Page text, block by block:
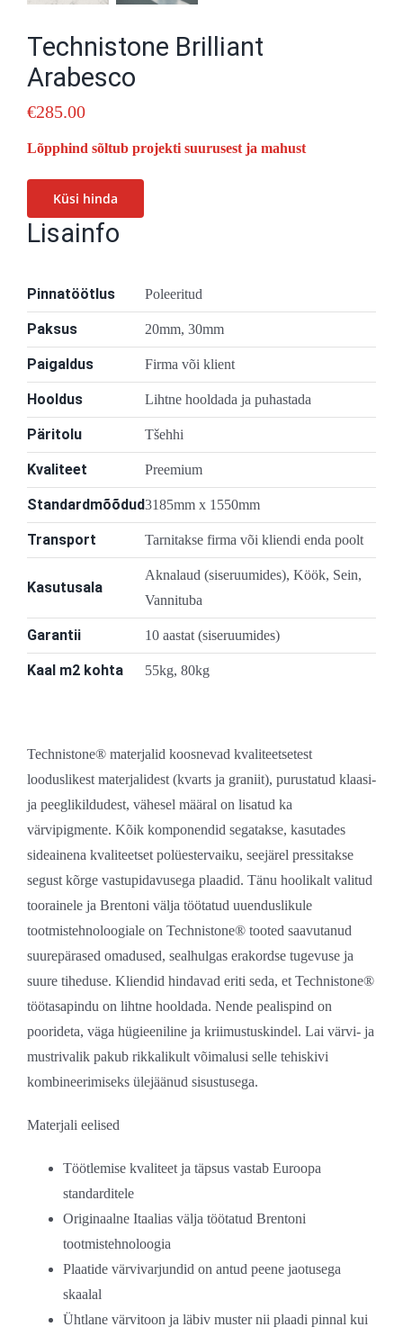
Technistone Brilliant
Arabesco
€285.00
Lõpphind sõltub projekti suurusest ja mahust
Küsi hinda
Lisainfo
Pinnatöötlus Poleeritud
Paksus 20mm, 30mm
Paigaldus Firma või klient
Hooldus Lihtne hooldada ja puhastada
Päritolu Tšehhi
Kvaliteet Preemium
Standardmõõdud3185mm x 1550mm
Transport Tarnitakse firma või kliendi enda poolt
Kasutusala
Aknalaud (siseruumides), Köök, Sein,
Vannituba
Garantii 10 aastat (siseruumides)
Kaal m2 kohta 55kg, 80kg
Technistone® materjalid koosnevad kvaliteetsetest
looduslikest materjalidest (kvarts ja graniit), purustatud klaasi-
ja peeglikildudest, vähesel määral on lisatud ka
värvipigmente. Kõik komponendid segatakse, kasutades
sideainena kvaliteetset polüestervaiku, seejärel pressitakse
segust kõrge vastupidavusega plaadid. Tänu hoolikalt valitud
toorainele ja Brentoni välja töötatud uuenduslikule
tootmistehnoloogiale on Technistone® tooted saavutanud
suurepärased omadused, sealhulgas erakordse tugevuse ja
suure tiheduse. Kliendid hindavad eriti seda, et Technistone®
töötasapindu on lihtne hooldada. Nende pealispind on
poorideta, väga hügieeniline ja kriimustuskindel. Lai värvi- ja
mustrivalik pakub rikkalikult võimalusi selle tehiskivi
kombineerimiseks ülejäänud sisustusega.
Materjali eelised
Töötlemise kvaliteet ja täpsus vastab Euroopa
standarditele
Originaalne Itaalias välja töötatud Brentoni
tootmistehnoloogia
Plaatide värvivarjundid on antud peene jaotusega
skaalal
Ühtlane värvitoon ja läbiv muster nii plaadi pinnal kui